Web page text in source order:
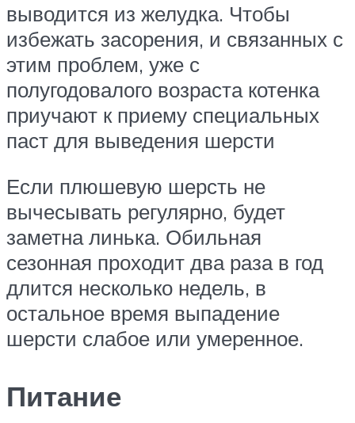
выводится из желудка. Чтобы
избежать засорения, и связанных с
этим проблем, уже с
полугодовалого возраста котенка
приучают к приему специальных
паст для выведения шерсти
Если плюшевую шерсть не
вычесывать регулярно, будет
заметна линька. Обильная
сезонная проходит два раза в год
длится несколько недель, в
остальное время выпадение
шерсти слабое или умеренное.
Питание